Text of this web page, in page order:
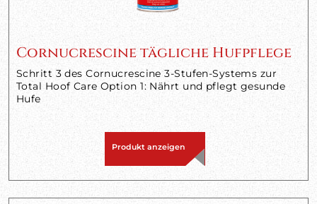
Cornucrescine tägliche Hufpflege
Schritt 3 des Cornucrescine 3-Stufen-Systems zur
Total Hoof Care Option 1: Nährt und pflegt gesunde
Hufe
Produkt anzeigen